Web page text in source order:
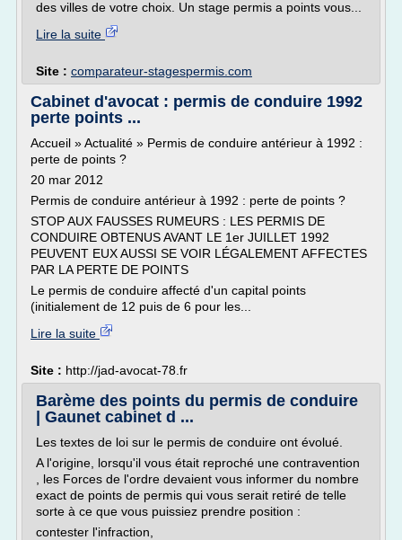
des villes de votre choix. Un stage permis a points vous...
Lire la suite
Site : comparateur-stagespermis.com
Cabinet d'avocat : permis de conduire 1992
perte points ...
Accueil » Actualité » Permis de conduire antérieur à 1992 :
perte de points ?
20 mar 2012
Permis de conduire antérieur à 1992 : perte de points ?
STOP AUX FAUSSES RUMEURS : LES PERMIS DE
CONDUIRE OBTENUS AVANT LE 1er JUILLET 1992
PEUVENT EUX AUSSI SE VOIR LÉGALEMENT AFFECTES
PAR LA PERTE DE POINTS
Le permis de conduire affecté d'un capital points
(initialement de 12 puis de 6 pour les...
Lire la suite
Site : http://jad-avocat-78.fr
Barème des points du permis de conduire
| Gaunet cabinet d ...
Les textes de loi sur le permis de conduire ont évolué.
A l'origine, lorsqu'il vous était reproché une contravention
, les Forces de l'ordre devaient vous informer du nombre
exact de points de permis qui vous serait retiré de telle
sorte à ce que vous puissiez prendre position :
contester l'infraction,